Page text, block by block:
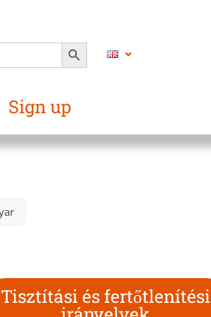
SEARCH BUTTON
Sign up
Tisztítási és fertőtlenítési